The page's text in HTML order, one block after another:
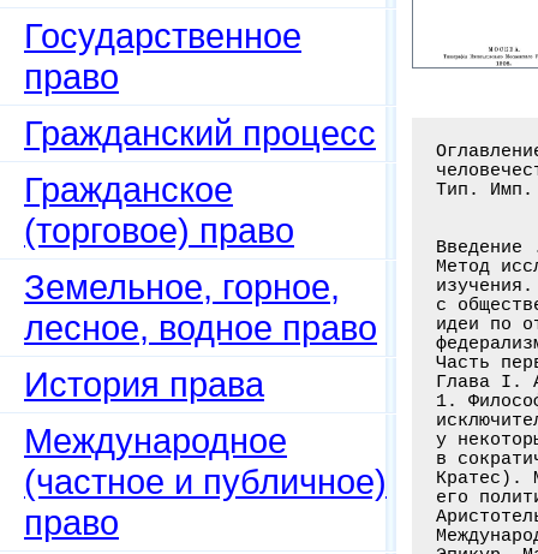
Государственное
право
Гражданский процесс
Гражданское
(торговое) право
Земельное, горное,
лесное, водное право
История права
Международное
(частное и публичное)
право
Оглавление книги: Международный федерализм: Идея юридической организации
человечества в политических учениях до конца XVIII века / Ященко А. - М.:
Тип. Имп. ун-та, 1908. - 409 с.


Введение . . . . . . . . . . . . . . . . . . . . . . . . . . . . . . . .XIII-XXI
Метод исследования. Идея эволюции ­ основная идея исторического
изучения. Возможность изучения развития идеи вне связи ее
с общественной средой и с учреждениями. Значение изучения общей истории
идеи по отношению к детальному изучению по эпохам. Важность изучения
федерализма. Федерализм в современной жизни. Общий план работы
Часть первая. Античный и средневековый универсализм
Глава I. Античный космополитизм
1. Философский космополитизм в Греции и Риме. Национальная
исключительность древнего Востока. Антинационализм и империализм
у некоторых софистов. Космополитизм Сократа. Космополитизм
в сократических школах (Стильпон. Аристипп). Циники (Антисфен. Диоген
Кратес). Мнения о космополитизме циников. Платон. Партикуляризм
его политических идеалов в "Государстве"; федерализм в "Критиасе"
Аристотель. Идея общечеловеческой солидарности. Эпикурейская школа
Международный аномизм. Космополитизм стоиков. Зенон. Цицерон. Сенека
Эпикур. Марк Аврелий. 1-17
2. Юридический космополитизм.